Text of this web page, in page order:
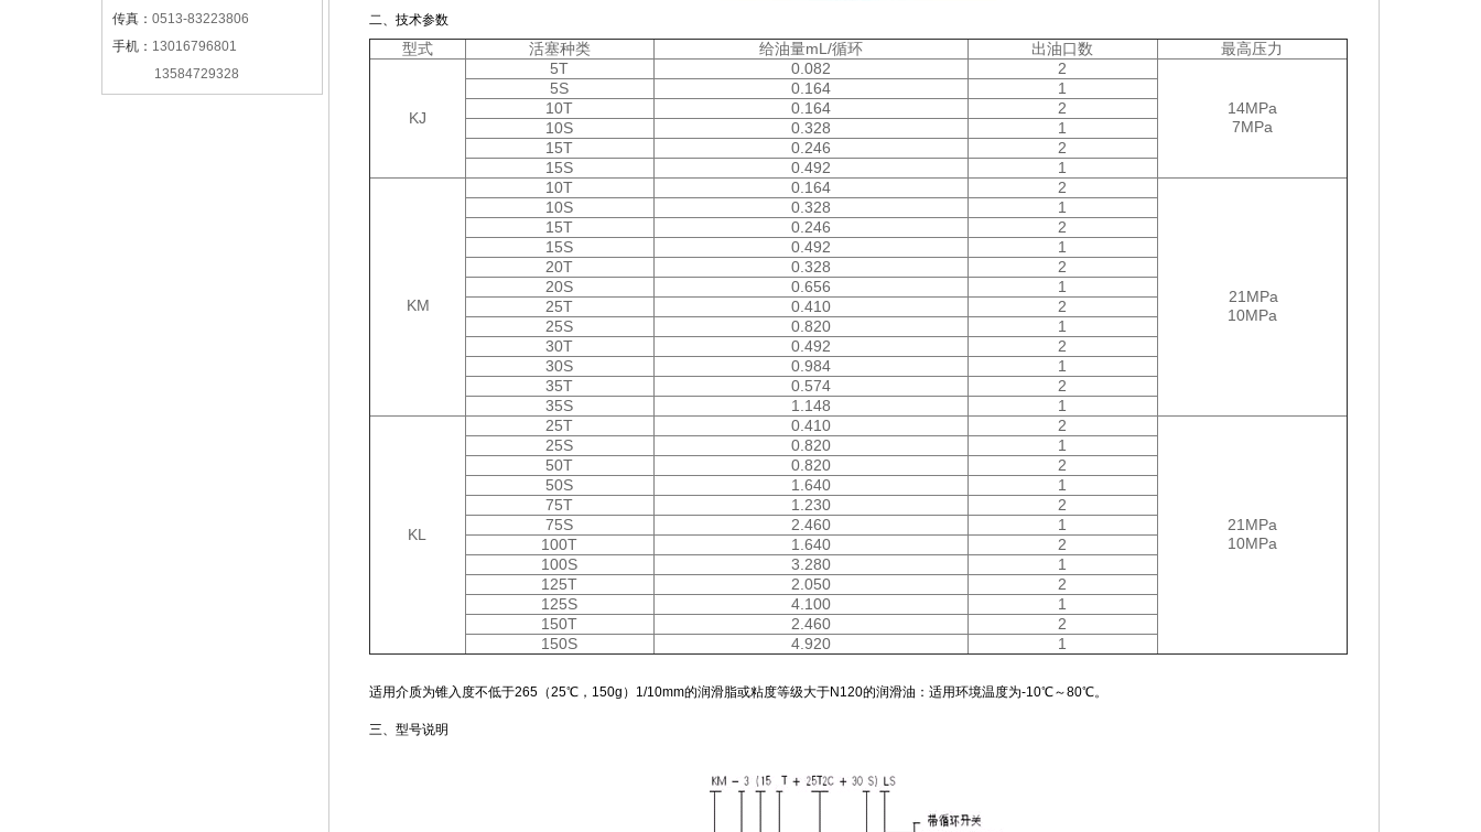
传真： 0513-83223806
手机： 13016796801
13584729328
二、技术参数
型式 活塞种类 给油量mL/循环 出油口数 最高压力
KJ
5T 0.082 2
14MPa
7MPa
5S 0.164
1
10T
0.164
2
10S
0.328
1
15T
0.246
2
15S
0.492 1
KM
10T 0.164 2
21MPa
10MPa
10S 0.328
1
15T
0.246
2
15S
0.492
1
20T
0.328
2
20S
0.656
1
25T
0.410
2
25S
0.820
1
30T
0.492
2
30S
0.984
1
35T
0.574
2
35S
1.148 1
KL
25T 0.410 2
21MPa
10MPa
25S 0.820
1
50T
0.820
2
50S
1.640
1
75T
1.230
2
75S
2.460
1
100T
1.640
2
100S
3.280
1
125T
2.050
2
125S
4.100
1
150T
2.460
2
150S
4.920 1
适用介质为锥入度不低于265（25℃，150g）1/10mm的润滑脂或粘度等级大于N120的润滑油：适用环境温度为-10℃～80℃。
三、型号说明